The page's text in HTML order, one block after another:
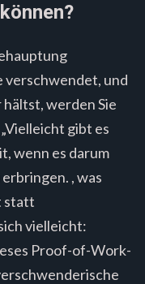
verschwendet, und
werden Sie
gibt es
wenn es darum
, was
statt
vielleicht:
Proof-of-Work-